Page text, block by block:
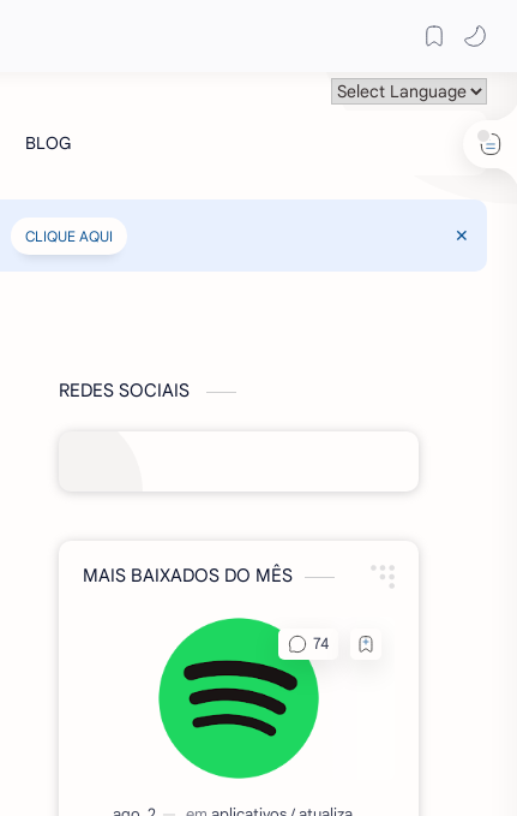
CLIQUE AQUI
REDES SOCIAIS
MAIS BAIXADOS DO MÊS